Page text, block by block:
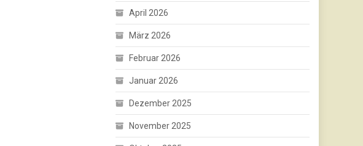
April 2026
März 2026
Februar 2026
Januar 2026
Dezember 2025
November 2025